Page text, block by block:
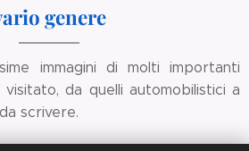
genere
immagini di molti importanti
visitato, da quelli automobilistici a
scrivere.